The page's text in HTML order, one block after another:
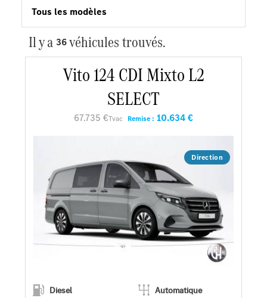
Il y a 36véhicules trouvés.
Direction
Vito 124 CDI Mixto L2
SELECT
67.735 €Tvac Remise : 10.634 €
Diesel
Automatique